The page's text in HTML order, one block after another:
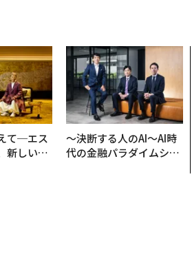
て─エス
新しい日
〜決断する人のAI〜AI時
代の金融パラダイムシフ